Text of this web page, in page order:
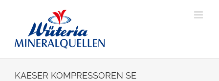
KAESER KOMPRESSOREN SE